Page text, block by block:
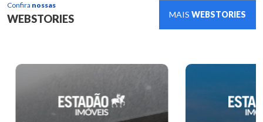
Confira nossas
WEBSTORIES MAIS WEBSTORIES